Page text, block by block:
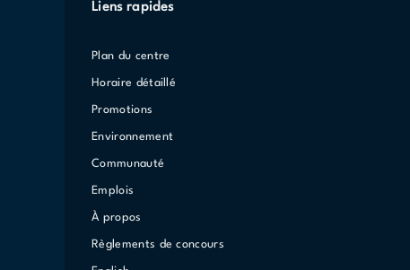
Liens rapides
Plan du centre
Horaire détaillé
Promotions
Environnement
Communauté
Emplois
À propos
Règlements de concours